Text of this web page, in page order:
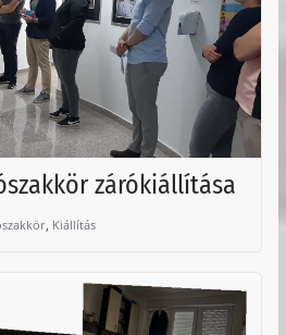
zárókiállítása
, Kiállítás